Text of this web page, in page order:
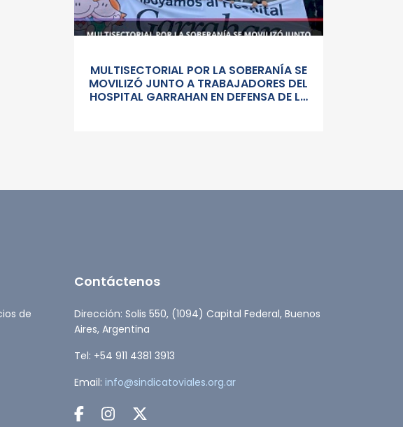
MULTISECTORIAL POR LA SOBERANÍA SE
MOVILIZÓ JUNTO A TRABAJADORES DEL
HOSPITAL GARRAHAN EN DEFENSA DE LA
de
Contáctenos
Dirección: Solis 550, (1094) Capital Federal, Buenos
Aires, Argentina
Tel: +54 911 4381 3913
Email: info@sindicatoviales.org.ar